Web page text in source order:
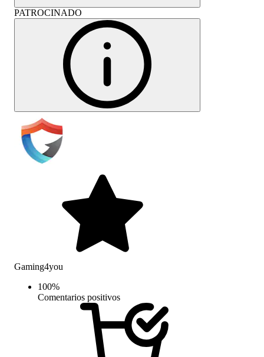
PATROCINADO
Gaming4you
100%
Comentarios positivos